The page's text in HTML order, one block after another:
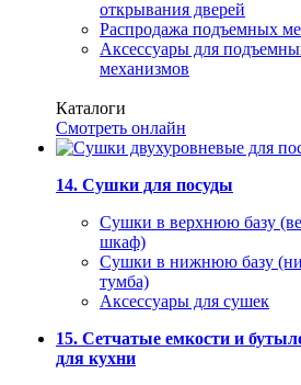
открывания дверей
Распродажа подъемных
Аксессуары для
механизмов
Каталоги
Смотреть онлайн
14. Сушки для посуды
Сушки в верхнюю базу
шкаф)
Сушки в нижнюю базу
тумба)
Аксессуары для сушек
15. Сетчатые емкости и
для кухни